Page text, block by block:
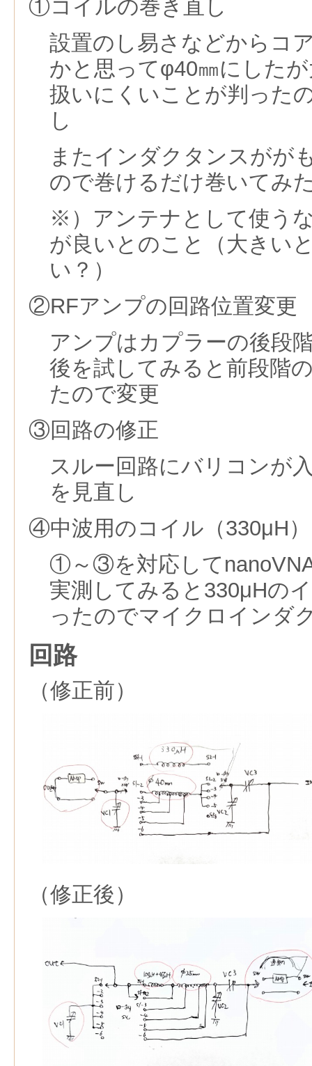
①コイルの巻き直し
設置のし易さなどからコ
かと思ってφ40㎜にした
扱いにくいことが判った
し
またインダクタンスがが
ので巻けるだけ巻いてみ
※）アンテナとして使う
が良いとのこと（大きい
い？）
②RFアンプの回路位置変更
アンプはカプラーの後段
後を試してみると前段階
たので変更
③回路の修正
スルー回路にバリコンが
を見直し
④中波用のコイル（330μH
①～③を対応して
実測してみると330μHの
ったのでマイクロインダ
回路
（修正前）
（修正後）